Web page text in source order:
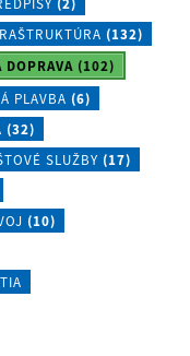
(2)
(132)
(102)
PLAVBA (6)
(32)
SLUŽBY (17)
(10)